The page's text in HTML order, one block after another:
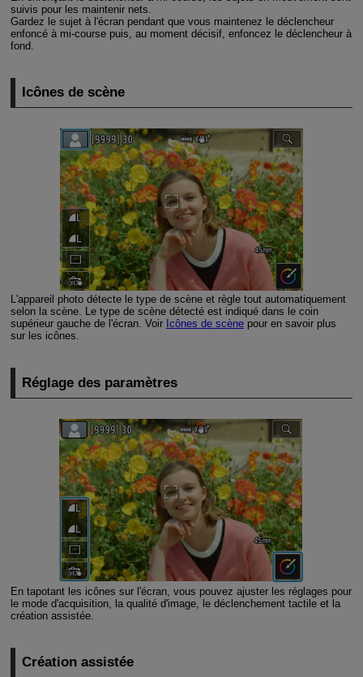
suivis pour les maintenir nets.
Gardez le sujet à l'écran pendant que vous maintenez le déclencheur
enfoncé à mi-course puis, au moment décisif, enfoncez le déclencheur à
fond.
Icônes de scène
L'appareil photo détecte le type de scène et règle tout automatiquement
selon la scène. Le type de scène détecté est indiqué dans le coin
supérieur gauche de l'écran. Voir Icônes de scènepour en savoir plus
sur les icônes.
Réglage des paramètres
En tapotant les icônes sur l'écran, vous pouvez ajuster les réglages pour
le mode d'acquisition, la qualité d'image, le déclenchement tactile et la
création assistée.
Création assistée